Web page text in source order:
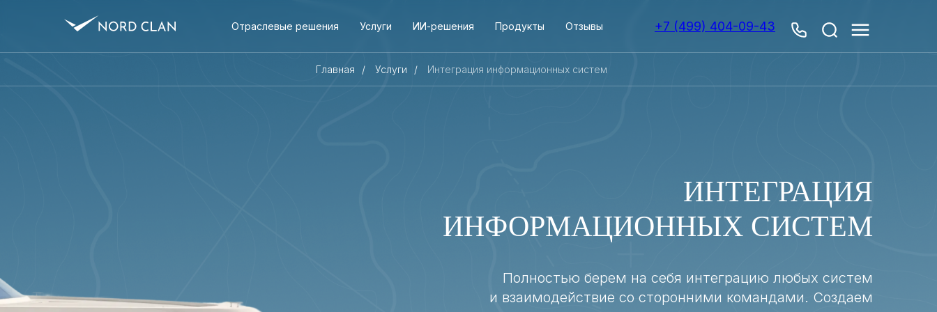
Отраслевые решения Услуги ИИ-решения Продукты Отзывы +7 (499) 404-09-43
Главная / Услуги / Интеграция информационных систем
ИНТЕГРАЦИЯ
ИНФОРМАЦИОННЫХ СИСТЕМ
Полностью берем на себя интеграцию любых систем
и взаимодействие со сторонними командами. Создаем